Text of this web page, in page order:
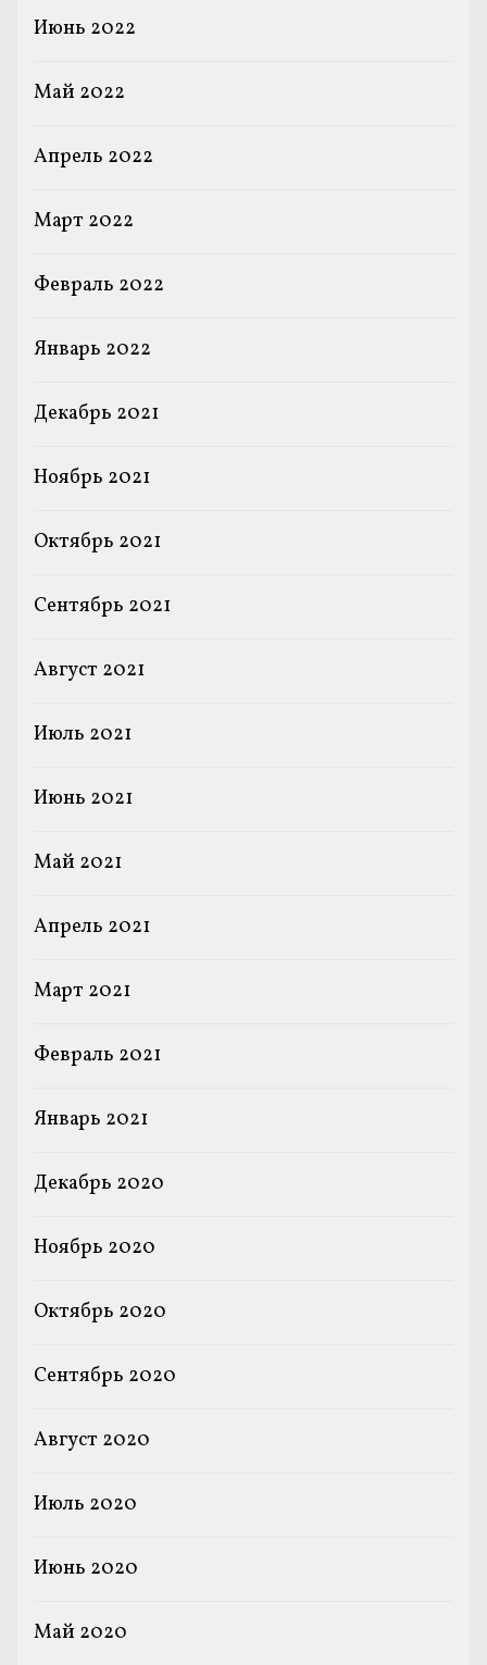
Июнь 2022
Май 2022
Апрель 2022
Март 2022
Февраль 2022
Январь 2022
Декабрь 2021
Ноябрь 2021
Октябрь 2021
Сентябрь 2021
Август 2021
Июль 2021
Июнь 2021
Май 2021
Апрель 2021
Март 2021
Февраль 2021
Январь 2021
Декабрь 2020
Ноябрь 2020
Октябрь 2020
Сентябрь 2020
Август 2020
Июль 2020
Июнь 2020
Май 2020